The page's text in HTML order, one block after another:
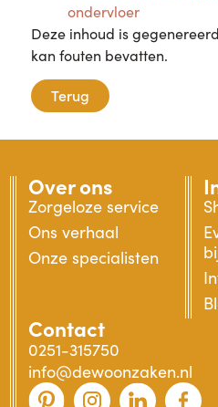
ondervloer
Deze inhoud is
kan fouten bevatten.
Terug
Over ons
Zorgeloze service
Ons verhaal
Onze specialisten
Contact
0251-315750
info@dewoonzaken.nl